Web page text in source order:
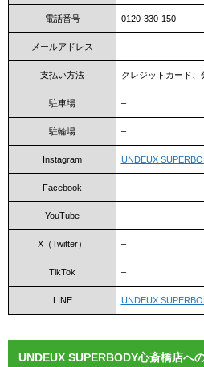
電話番号 0120-330-150
メールアドレス –
支払い方法 クレジットカード、
駐車場 –
駐輪場 –
Instagram UNDEUX
Facebook –
YouTube –
X（Twitter） –
TikTok –
LINE UNDEUX
UNDEUX SUPERBODY心斎橋店へ